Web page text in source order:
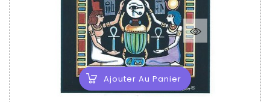
Ajouter Au Panier